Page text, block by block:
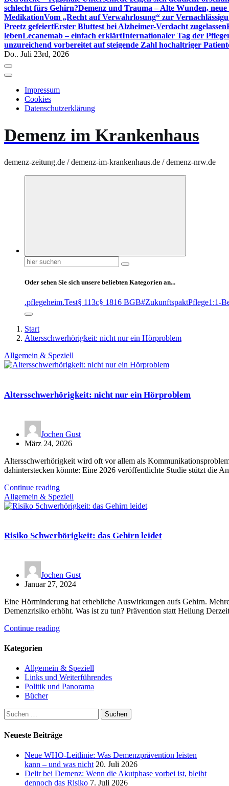
schlecht fürs Gehirn?Demenz und Trauma – Alte Wunden,
MedikationVom „Recht auf Verwahrlosung“ zur
Preetz gefeiertErster Bluttest bei Alzheimer-Verdacht zugelassen
lebenLecanemab – einfach erklärtInternationaler Tag der
unzureichend vorbereitet auf steigende Zahl hochaltriger
Do.. Juli 23rd, 2026
Impressum
Cookies
Datenschutzerklärung
Demenz im Krankenhaus
demenz-zeitung.de / demenz-im-krankenhaus.de / demenz-nrw.de
Suchen
nach:
Oder sehen Sie sich unsere beliebten Kategorien an...
.pflegeheim.Test§ 113c§ 1816 BGB#ZukunftspaktPflege1:1-
Start
Altersschwerhörigkeit: nicht nur ein Hörproblem
Allgemein & Speziell
Altersschwerhörigkeit: nicht nur ein Hörproblem
Jochen Gust
März 24, 2026
Altersschwerhörigkeit wird oft vor allem als
dahinterstecken könnte: Eine 2026 veröffentlichte Studie stützt die
Continue reading
Allgemein & Speziell
Risiko Schwerhörigkeit: das Gehirn leidet
Jochen Gust
Januar 27, 2024
Eine Hörminderung hat erhebliche Auswirkungen aufs Gehirn.
Demenzrisiko erhöht. Was ist zu tun? Prävention statt Heilung
Continue reading
Kategorien
Allgemein & Speziell
Links und Weiterführendes
Politik und Panorama
Bücher
Suchen
nach:
Neueste Beiträge
Neue WHO-Leitlinie: Was Demenzprävention leisten
kann – und was nicht 20. Juli 2026
Delir bei Demenz: Wenn die Akutphase vorbei ist, bleibt
dennoch das Risiko 7. Juli 2026